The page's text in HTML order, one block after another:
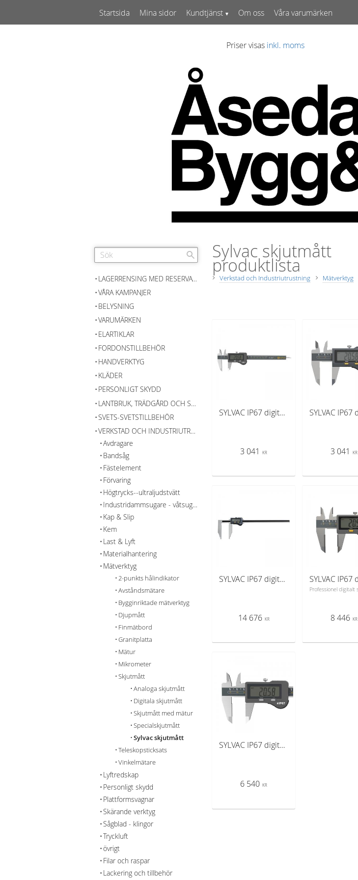
Priser visas inkl. moms
Startsida Mina sidor Kundtjänst Om oss Våra varumärken
Sylvac skjutmått
produktlista
Verkstad och Industriutrustning Mätverktyg
SYLVAC IP67 digital Caliper S_Cal EVO Standard 150 mm (810.1502) djupmätare 4x1,4 mm
3 041 KR 3 041 KR
SYLVAC IP67 digitalt skjutmått S_Cal EVO FORM E 300 mm (810.1546) med bluetooth
14 676 KR 8 446 KR
SYLVAC IP67 digitalt skjutmått S_Cal EVO Standard 300 mm (810.1532)
6 540 KR
LAGERRENSING MED RESERVATION FÖR SLUTFÖRSÄLJNING
VÅRA KAMPANJER
BELYSNING
VARUMÄRKEN
ELARTIKLAR
FORDONSTILLBEHÖR
HANDVERKTYG
KLÄDER
PERSONLIGT SKYDD
LANTBRUK, TRÄDGÅRD OCH SKOG
SVETS-SVETSTILLBEHÖR
VERKSTAD OCH INDUSTRIUTRUSTNING
Avdragare
Bandsåg
Fästelement
Förvaring
Högtrycks--ultraljudstvätt
Industridammsugare - våtsug - rengöring
Kap & Slip
Kem
Last & Lyft
Materialhantering
Mätverktyg
2-punkts hålindikator
Avståndsmätare
Bygginriktade mätverktyg
Djupmått
Finmätbord
Granitplatta
Mätur
Mikrometer
Skjutmått
Analoga skjutmått
Digitala skjutmått
Skjutmått med mätur
Specialskjutmått
Sylvac skjutmått
Teleskopsticksats
Vinkelmätare
Lyftredskap
Personligt skydd
Plattformsvagnar
Skärande verktyg
Sågblad - klingor
Tryckluft
övrigt
Filar och raspar
Lackering och tillbehör